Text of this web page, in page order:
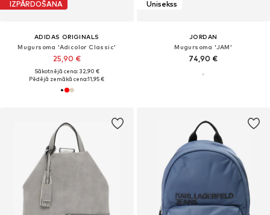
IZPĀRDOŠANA
ADIDAS ORIGINALS
Mugursoma 'Adicolor Classic'
25,90 €
Sākotnējā cena: 32,90 €
Pēdējā zemākā cena:11,95 €
Unisekss
JORDAN
Mugursoma 'JAM'
74,90 €